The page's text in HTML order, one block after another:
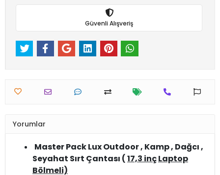
Güvenli Alışveriş
Yorumlar
Master Pack Lux Outdoor , Kamp , Dağcı ,
Seyahat Sırt Çantası (17,3 inçLaptop
Bölmeli)